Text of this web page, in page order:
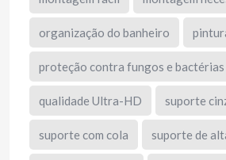
organização do banheiro
proteção contra fungos e bactérias
qualidade Ultra-HD suporte
suporte com cola suporte de